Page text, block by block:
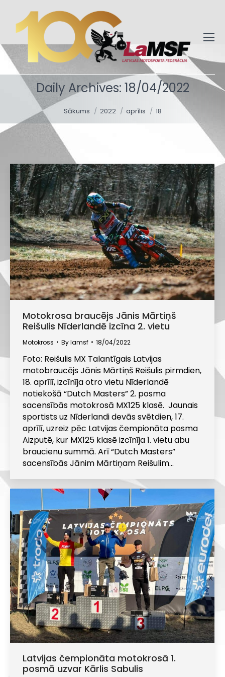
Daily Archives: 18/04/2022
You are here:
Sākums 2022 aprīlis 18
Motokrosa braucējs Jānis Mārtiņš
Reišulis Nīderlandē izcīna 2. vietu
Motokross Bylamsf 18/04/2022
Foto: Reišulis MX Talantīgais Latvijas
motobraucējs Jānis Mārtiņš Reišulis pirmdien,
18. aprīlī, izcīnīja otro vietu Nīderlandē
notiekošā “Dutch Masters” 2. posma
sacensībās motokrosā MX125 klasē. Jaunais
sportists uz Nīderlandi devās svētdien, 17.
aprīlī, uzreiz pēc Latvijas čempionāta posma
Aizputē, kur MX125 klasē izcīnīja 1. vietu abu
braucienu summā. Arī “Dutch Masters”
sacensībās Jānim Mārtiņam Reišulim…
Latvijas čempionāta motokrosā 1.
posmā uzvar Kārlis Sabulis